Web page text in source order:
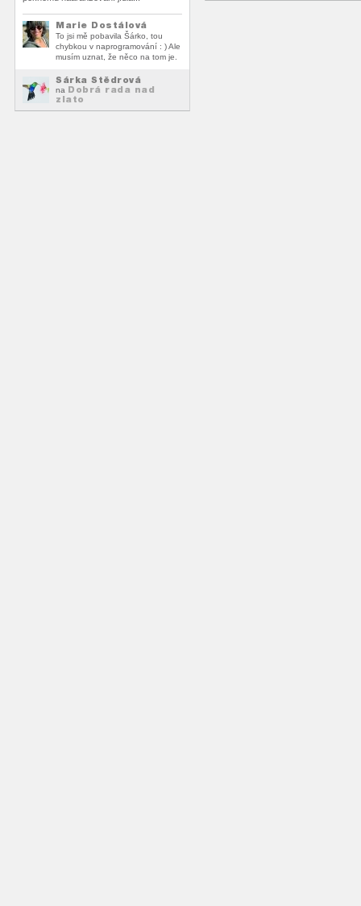
Marie Dostálová
To jsi mě pobavila Šárko, tou
chybkou v naprogramování : ) Ale
musím uznat, že něco na tom je.
Šárka Štědrová
na Dobrá rada nad
zlato